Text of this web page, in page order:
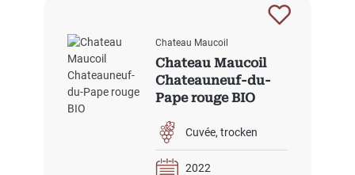
Chateau Maucoil
Chateau Maucoil
Chateauneuf-du-
Pape rouge BIO
Cuvée trocken
2022